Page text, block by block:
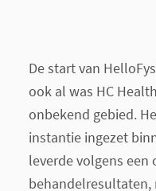
De start van
ook al was HC
onbekend gebied.
instantie ingezet
leverde volgens een
behandelresultaten,